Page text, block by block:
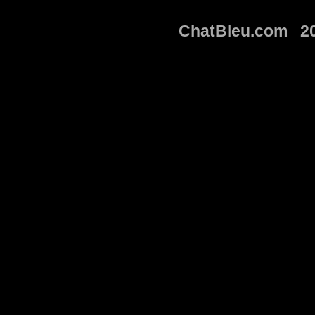
ChatBleu.com